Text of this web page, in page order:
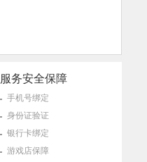
服务安全保障
手机号绑定
身份证验证
银行卡绑定
游戏店保障